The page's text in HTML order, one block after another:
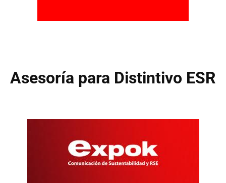
Asesoría para Distintivo ESR